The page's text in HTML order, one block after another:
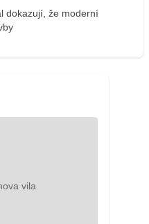
dokazují, že moderní